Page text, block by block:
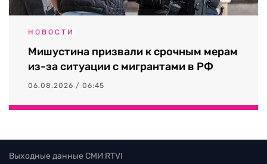
НОВОСТИ
Мишустина призвали к срочным мерам
из-за ситуации с мигрантами в РФ
06.08.2026 / 06:45
Выходные данные СМИ RTVI